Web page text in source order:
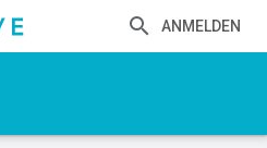
ANMELDEN